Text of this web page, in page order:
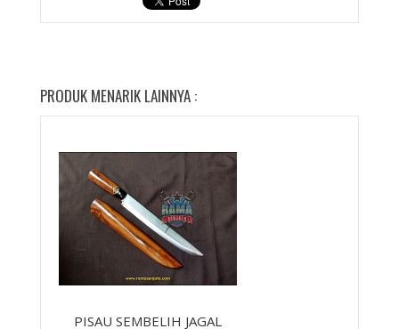
PRODUK MENARIK LAINNYA :
PISAU SEMBELIH JAGAL